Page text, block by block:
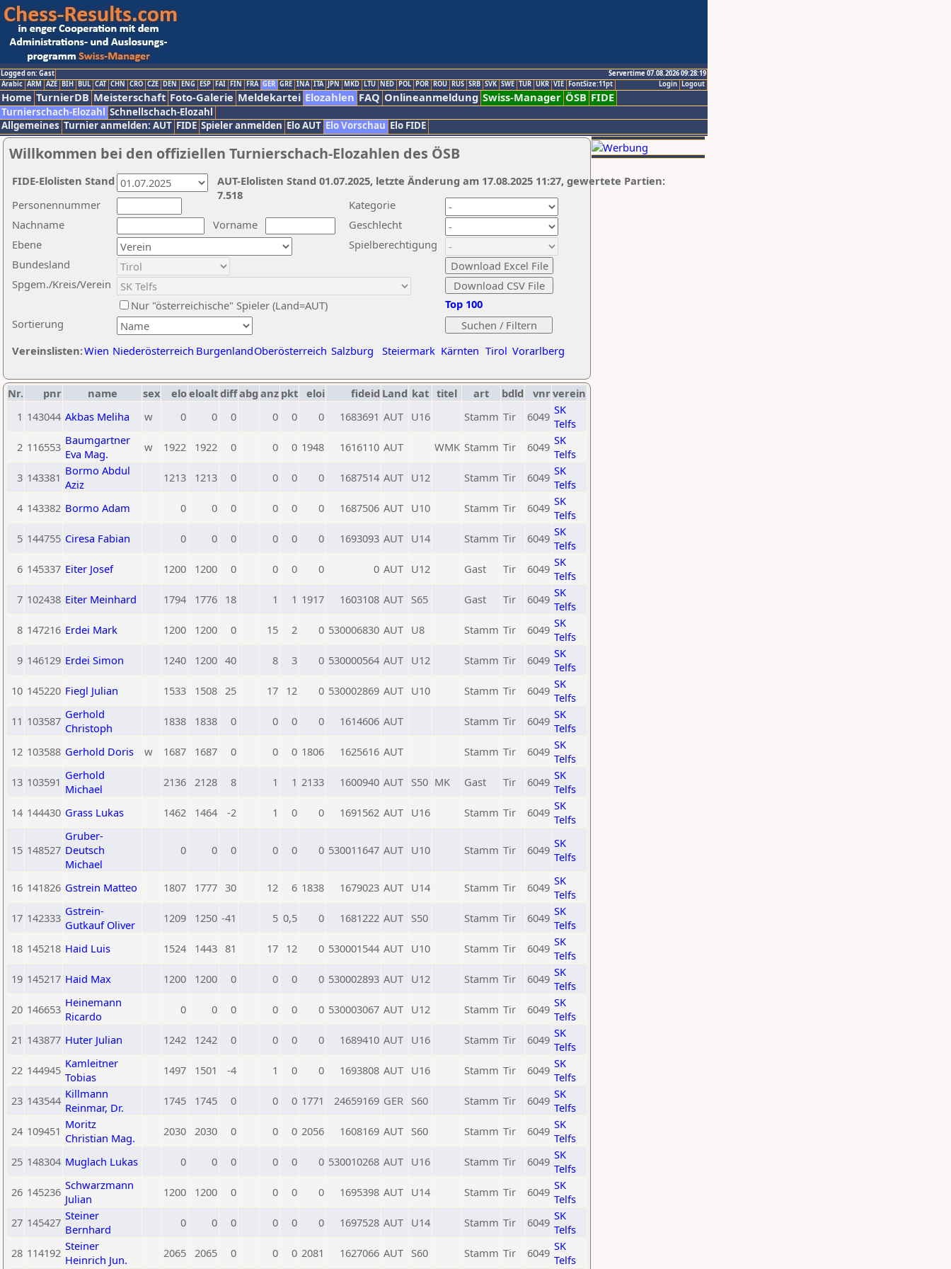
Logged on: Gast
Servertime 07.08.2026 09:28:19
Logout
Login
Arabic ARM AZE BIH BUL CAT CHN CRO CZE DEN ENG ESP FAI FIN FRA GER GRE INA ITA JPN MKD LTU NED POL POR ROU RUS SRB SVK SWE TUR UKR VIE FontSize:11pt
Home TurnierDB Meisterschaft Foto-Galerie Meldekartei Elozahlen FAQ Onlineanmeldung Swiss-Manager ÖSB FIDE
Turnierschach-Elozahl Schnellschach-Elozahl
Allgemeines Turnier anmelden: AUT FIDE Spieler anmelden Elo AUT Elo Vorschau Elo FIDE
Willkommen bei den offiziellen Turnierschach-Elozahlen des ÖSB
Nachname
Vorname
Ebene
Kategorie
Sortierung
Personennummer
Bundesland
Spgem./Kreis/Verein
Geschlecht
Nur "österreichische" Spieler (Land=AUT)
Spielberechtigung
Vereinslisten:Wien Niederösterreich BurgenlandOberösterreich Salzburg Steiermark Kärnten Tirol Vorarlberg
Top 100
AUT-Elolisten Stand 01.07.2025, letzte Änderung am 17.08.2025 11:27, gewertete Partien:
7.518
FIDE-Elolisten Stand
Nr. pnr name sex eloeloaltdiffabg anz pkt eloi fideid Land kat titel art bdld vnrverein
1 143044 Akbas Meliha w 0 0 0 0 0 0 1683691 AUT U16 Stamm Tir 6049 SK
Telfs
2 116553 Baumgartner
Eva Mag.
w 1922 1922 0 0 0 1948 1616110 AUT WMK Stamm Tir 6049 SK
Telfs
3 143381 Bormo Abdul
Aziz
1213 1213 0 0 0 0 1687514 AUT U12 Stamm Tir 6049 SK
Telfs
4 143382 Bormo Adam 0 0 0 0 0 0 1687506 AUT U10 Stamm Tir 6049 SK
Telfs
5 144755 Ciresa Fabian 0 0 0 0 0 0 1693093 AUT U14 Stamm Tir 6049 SK
Telfs
6 145337 Eiter Josef 1200 1200 0 0 0 0 0 AUT U12 Gast Tir 6049 SK
Telfs
7 102438 Eiter Meinhard 1794 1776 18 1 1 1917 1603108 AUT S65 Gast Tir 6049 SK
Telfs
8 147216 Erdei Mark 1200 1200 0 15 2 0 530006830 AUT U8 Stamm Tir 6049 SK
Telfs
9 146129 Erdei Simon 1240 1200 40 8 3 0 530000564 AUT U12 Stamm Tir 6049 SK
Telfs
10 145220 Fiegl Julian 1533 1508 25 17 12 0 530002869 AUT U10 Stamm Tir 6049 SK
Telfs
11 103587 Gerhold
Christoph
1838 1838 0 0 0 0 1614606 AUT Stamm Tir 6049 SK
Telfs
12 103588 Gerhold Doris w 1687 1687 0 0 0 1806 1625616 AUT Stamm Tir 6049 SK
Telfs
13 103591 Gerhold
Michael
2136 2128 8 1 1 2133 1600940 AUT S50 MK Gast Tir 6049 SK
Telfs
14 144430 Grass Lukas 1462 1464 -2 1 0 0 1691562 AUT U16 Stamm Tir 6049 SK
Telfs
15 148527
Gruber-
Deutsch
Michael
0 0 0 0 0 0 530011647 AUT U10 Stamm Tir 6049 SK
Telfs
16 141826 Gstrein Matteo 1807 1777 30 12 6 1838 1679023 AUT U14 Stamm Tir 6049 SK
Telfs
17 142333 Gstrein-
Gutkauf Oliver
1209 1250 -41 5 0,5 0 1681222 AUT S50 Stamm Tir 6049 SK
Telfs
18 145218 Haid Luis 1524 1443 81 17 12 0 530001544 AUT U10 Stamm Tir 6049 SK
Telfs
19 145217 Haid Max 1200 1200 0 0 0 0 530002893 AUT U12 Stamm Tir 6049 SK
Telfs
20 146653 Heinemann
Ricardo
0 0 0 0 0 0 530003067 AUT U12 Stamm Tir 6049 SK
Telfs
21 143877 Huter Julian 1242 1242 0 0 0 0 1689410 AUT U16 Stamm Tir 6049 SK
Telfs
22 144945 Kamleitner
Tobias
1497 1501 -4 1 0 0 1693808 AUT U16 Stamm Tir 6049 SK
Telfs
23 143544 Killmann
Reinmar, Dr.
1745 1745 0 0 0 1771 24659169 GER S60 Stamm Tir 6049 SK
Telfs
24 109451 Moritz
Christian Mag.
2030 2030 0 0 0 2056 1608169 AUT S60 Stamm Tir 6049 SK
Telfs
25 148304 Muglach Lukas 0 0 0 0 0 0 530010268 AUT U16 Stamm Tir 6049 SK
Telfs
26 145236 Schwarzmann
Julian
1200 1200 0 0 0 0 1695398 AUT U14 Stamm Tir 6049 SK
Telfs
27 145427 Steiner
Bernhard
0 0 0 0 0 0 1697528 AUT U14 Stamm Tir 6049 SK
Telfs
28 114192 Steiner
Heinrich Jun.
2065 2065 0 0 0 2081 1627066 AUT S60 Stamm Tir 6049 SK
Telfs